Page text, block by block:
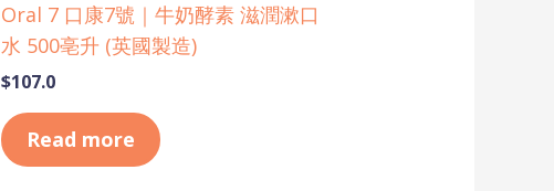
Oral 7 口康7號｜牛奶酵素 滋潤漱口
水 500亳升 (英國製造)
$107.0
Read more